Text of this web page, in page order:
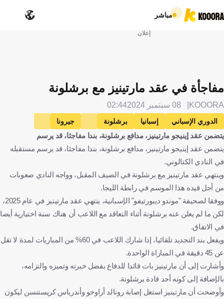
مباشر
إعلان
مفاجأة في عقد مارتينيز مع برشلونة
KOOORA 08 سبتمبر 2024 02:44
الدوري الإسباني إسبانيا برشلونة
جيرونا
إينيغو مارتينيز
كرة قدم
يتضمن عقد إينيجو مارتينيز، مدافع برشلونة، بندا مفاجئا، قد يرسم
يتضمن عقد إينيجو مارتينيز، مدافع برشلونة، بندا مفاجئا، قد يرسم مستقبله
في النادي الكتالوني.
وينتهي عقد مارتينيز مع برشلونة في الصيف المقبل، وواجه النادي صعوبات
من أجل قيده هذا الموسم في رابطة الليجا.
ووفقا لصحيفة "موندو ديبورتيفو" الإسبانية، ينتهي عقد مارتينيز في عام 2025،
لكن ما لم يعلن عنه برشلونة أثناء التعاقد مع اللاعب أن هناك سنة اختيارية أيضا
في الاتفاق.
ويفعل بند التجديد تلقائيا، إذا شارك اللاعب في 60% من المباريات لمدة لا تقل
عن 45 دقيقة في المباراة الواحدة.
وأشارت إلى أن مارتينيز بات قائدا للدفاع بفضل خبرته وتميزه والتزامه،
بالإضافة إلى كونه أحد قادة برشلونة.
وأوضحت أن مارتينيز استغل إصابة رونالد أراوخو وأندرياس كريستنسن ليكون